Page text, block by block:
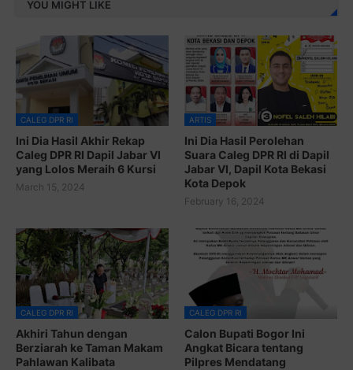
YOU MIGHT LIKE
CALEG DPR RI
Ini Dia Hasil Akhir Rekap
Caleg DPR RI Dapil Jabar VI
yang Lolos Meraih 6 Kursi
March 15, 2024
ARTIS
Ini Dia Hasil Perolehan
Suara Caleg DPR RI di Dapil
Jabar VI, Dapil Kota Bekasi
Kota Depok
February 16, 2024
CALEG DPR RI
Akhiri Tahun dengan
Berziarah ke Taman Makam
Pahlawan Kalibata
CALEG DPR RI
Calon Bupati Bogor Ini
Angkat Bicara tentang
Pilpres Mendatang